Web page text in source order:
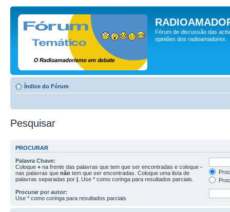
Fórum de discussão das
opiniões dos radioamadores.
Índice do Fórum
Pesquisar
PROCURAR
Palavra Chave:
Coloque + na frente das palavras que tem que ser encontradas e coloque -
nas palavras que não tem que ser encontradas. Coloque uma lista de
palavras separadas por | . Use * como coringa para resultados parciais.
Procurar por autor:
Use * como coringa para resultados parciais